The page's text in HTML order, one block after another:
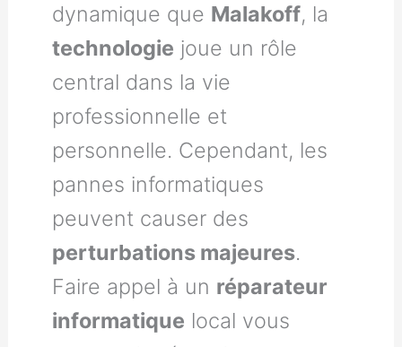
dynamique que Malakoff, la
technologie joue un rôle
central dans la vie
professionnelle et
personnelle. Cependant, les
pannes informatiques
peuvent causer des
perturbations majeures.
Faire appel à un réparateur
informatique local vous